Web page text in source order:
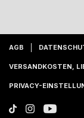
AGB
VERSANDKOSTEN,
PRIVACY-